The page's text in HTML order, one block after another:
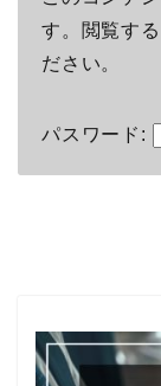
す。閲覧す
ださい。
パスワード: